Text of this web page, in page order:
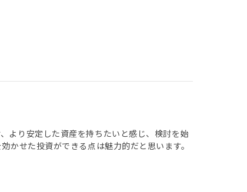
より安定した資産を持ちたいと感じ、検討を始
かせた投資ができる点は魅力的だと思います。